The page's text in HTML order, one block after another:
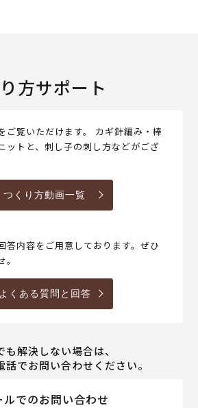
方サポート
ご覧いただけます。 カギ針編み・棒
ットと、刺し子の刺し方などがござ
つくり方動画一覧
答内容をご用意しております。ぜひ
よくある質問と回答
も解決しない場合は、
話でお問い合わせください。
ルでのお問い合わせ